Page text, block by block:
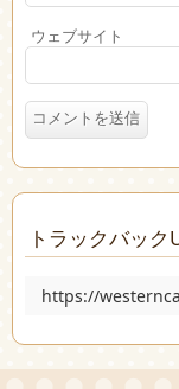
ウェブサイト
トラックバック
https://